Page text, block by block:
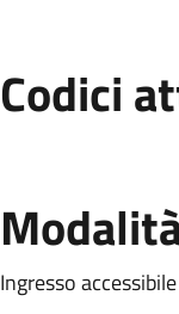
Codici
Ingresso